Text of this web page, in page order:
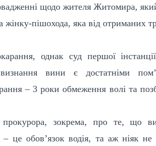
щодо жителя Житомира,
жінку-пішохода, яка від отриманих
однак суд першої
вини є достатніми
– 3 роки обмеження волі та
зокрема, про те, що
це обов’язок водія, та аж ніяк